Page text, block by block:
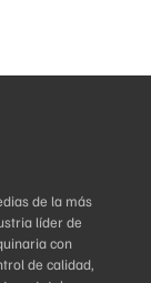
de la más
líder de
con
de calidad,